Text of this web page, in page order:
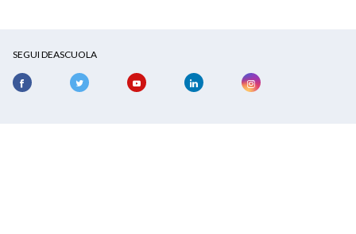
SEGUI DEASCUOLA